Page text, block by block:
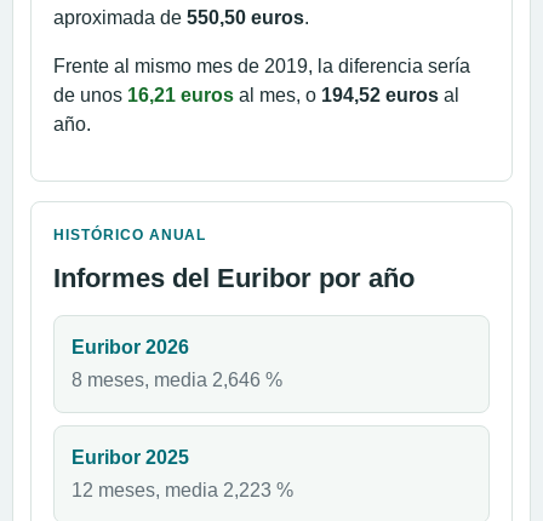
aproximada de 550,50 euros.
Frente al mismo mes de 2019, la diferencia sería
de unos 16,21 euros al mes, o 194,52 euros al
año.
HISTÓRICO ANUAL
Informes del Euribor por año
Euribor 2026
8 meses, media 2,646 %
Euribor 2025
12 meses, media 2,223 %